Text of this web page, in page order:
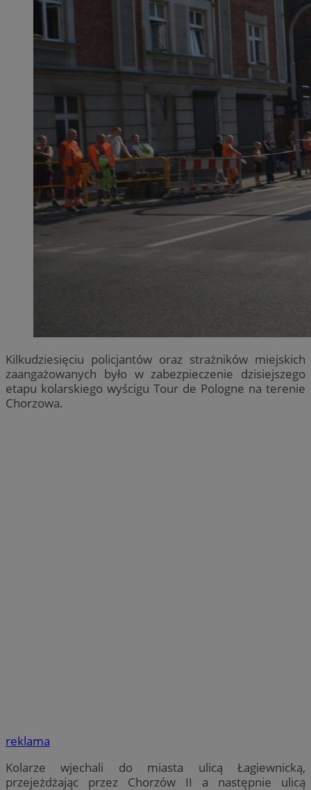
Kilkudziesięciu policjantów oraz strażników miejskich
zaangażowanych było w zabezpieczenie dzisiejszego
etapu kolarskiego wyścigu Tour de Pologne na terenie
Chorzowa.
reklama
Kolarze wjechali do miasta ulicą Łagiewnicką,
przejeżdżając przez Chorzów II a następnie ulicą